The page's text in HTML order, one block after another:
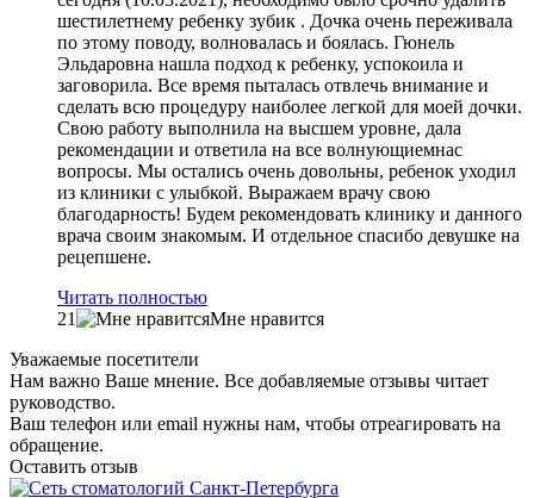
шестилетнему ребенку зубик . Дочка очень переживала
по этому поводу, волновалась и боялась. Гюнель
Эльдаровна нашла подход к ребенку, успокоила и
заговорила. Все время пыталась отвлечь внимание и
сделать всю процедуру наиболее легкой для моей дочки.
Свою работу выполнила на высшем уровне, дала
рекомендации и ответила на все волнующиемнас
вопросы. Мы остались очень довольны, ребенок уходил
из клиники с улыбкой. Выражаем врачу свою
благодарность! Будем рекомендовать клинику и данного
врача своим знакомым. И отдельное спасибо девушке на
рецепшене.
Читать полностью
21
Мне нравится
Уважаемые посетители
Нам важно Ваше мнение. Все добавляемые отзывы читает
руководство.
Ваш телефон или email нужны нам, чтобы отреагировать на
обращение.
Оставить отзыв